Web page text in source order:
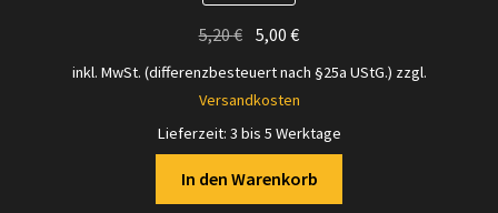
5,20€ Ursprünglicher
5,00€Aktueller
inkl. MwSt. (differenzbesteuert nach §25a UStG.) zzgl.
Versandkosten
Lieferzeit: 3 bis 5 Werktage
In den Warenkorb